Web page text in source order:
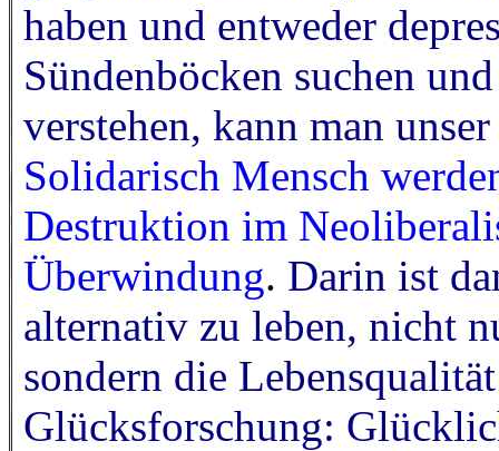
haben und entweder
Sündenböcken suchen
verstehen, kann man
Solidarisch Mensch
Destruktion im
Überwindung. Darin ist
alternativ zu leben, nicht
sondern die
Glücksforschung: